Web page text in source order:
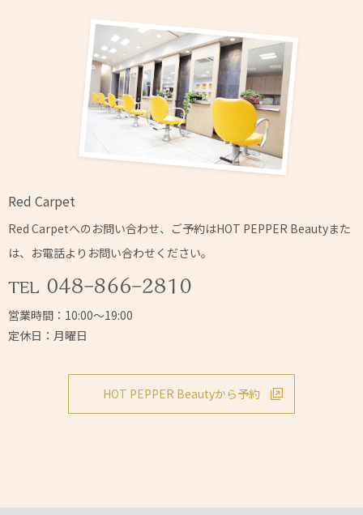
Red Carpet
Red Carpetへの お問い合わせ、ご予約はHOT PEPPER Beautyまた
は、 お電話よりお問い合わせください。
営業時間：10:00～19:00
定休日：月曜日
HOT PEPPER Beautyから予約